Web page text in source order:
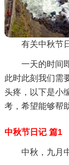
有关中秋节
一天的时间
此时此刻我们需
头疼，以下是小
考，希望能够帮
中秋节日记 篇1
中秋，九月